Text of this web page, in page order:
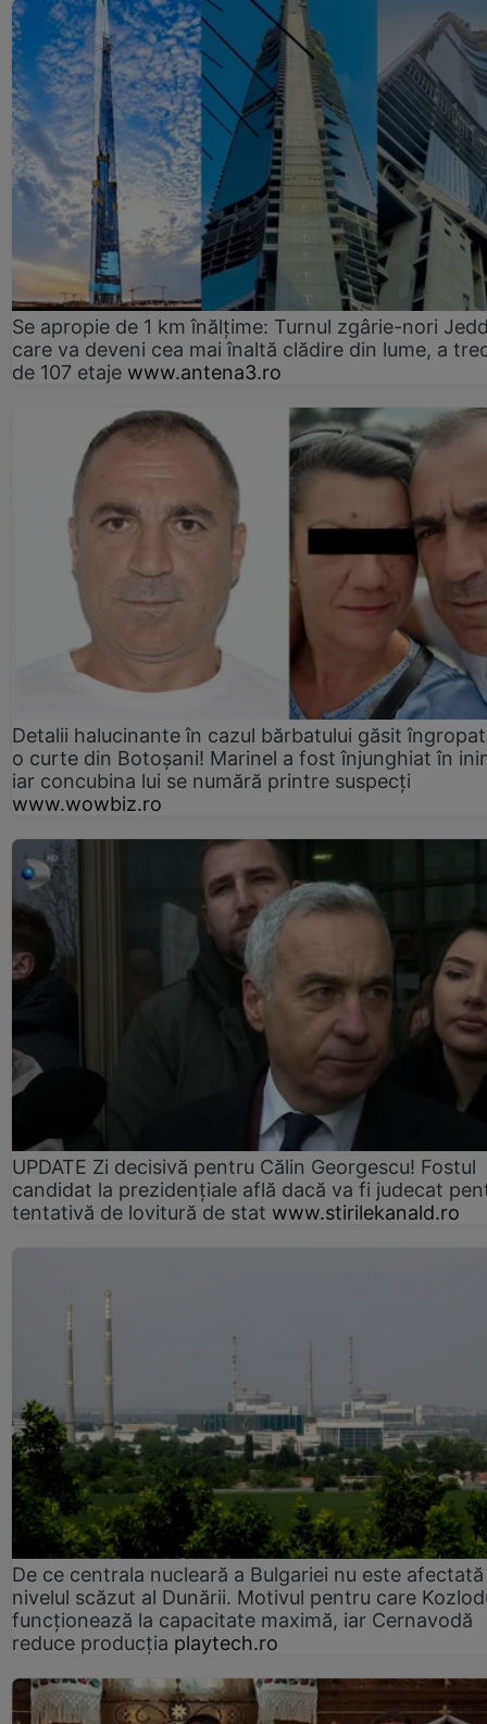
Se apropie de 1 km înălțime: Turnul zgârie-nori
care va deveni cea mai înaltă clădire din lume, a
de 107 etaje www.antena3.ro
Detalii halucinante în cazul bărbatului găsit
o curte din Botoșani! Marinel a fost înjunghiat în
iar concubina lui se numără printre suspecți
www.wowbiz.ro
UPDATE Zi decisivă pentru Călin Georgescu! Fostul
candidat la prezidențiale află dacă va fi judecat
tentativă de lovitură de stat www.stirilekanald.ro
De ce centrala nucleară a Bulgariei nu este
nivelul scăzut al Dunării. Motivul pentru care
funcționează la capacitate maximă, iar Cernavodă
reduce producția playtech.ro